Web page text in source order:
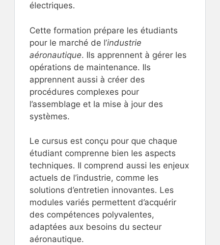
électriques.
Cette formation prépare les étudiants
pour le marché de l’industrie
aéronautique. Ils apprennent à gérer les
opérations de maintenance. Ils
apprennent aussi à créer des
procédures complexes pour
l’assemblage et la mise à jour des
systèmes.
Le cursus est conçu pour que chaque
étudiant comprenne bien les aspects
techniques. Il comprend aussi les enjeux
actuels de l’industrie, comme les
solutions d’entretien innovantes. Les
modules variés permettent d’acquérir
des compétences polyvalentes,
adaptées aux besoins du secteur
aéronautique.